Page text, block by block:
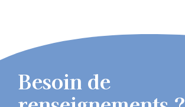
Besoin de